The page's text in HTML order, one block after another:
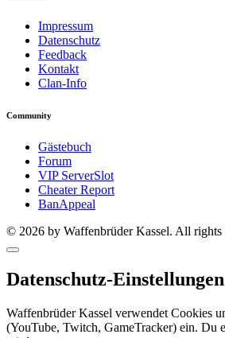
Impressum
Datenschutz
Feedback
Kontakt
Clan-Info
Community
Gästebuch
Forum
VIP ServerSlot
Cheater Report
BanAppeal
© 2026 by Waffenbrüder Kassel. All rights
Datenschutz-Einstellungen
Waffenbrüder Kassel verwendet Cookies
(YouTube, Twitch, GameTracker) ein. Du